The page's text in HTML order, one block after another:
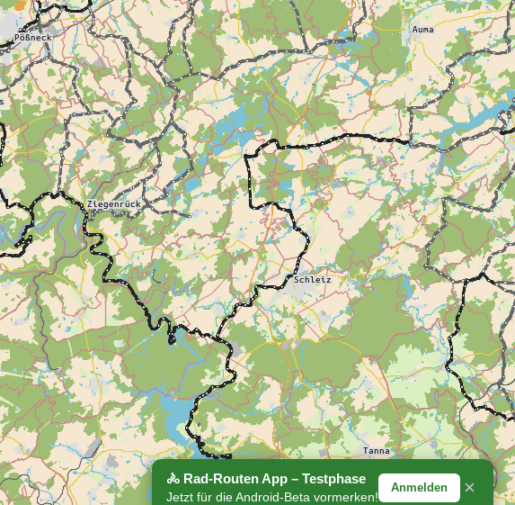
🚴 Rad-Routen App – Testphase
Jetzt für die Android-Beta vormerken!
Anmelden ×